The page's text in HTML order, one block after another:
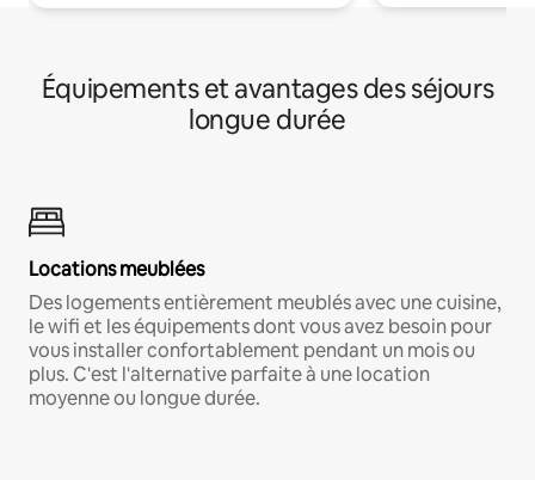
Équipements et avantages des séjours
longue durée
Locations meublées
Des logements entièrement meublés avec une cuisine,
le wifi et les équipements dont vous avez besoin pour
vous installer confortablement pendant un mois ou
plus. C'est l'alternative parfaite à une location
moyenne ou longue durée.